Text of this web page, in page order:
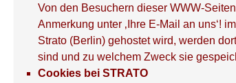
Von den Besuchern dieser WWW-
Anmerkung unter ‚Ihre E-Mail an uns‘!
Strato (Berlin) gehostet wird, werden
sind und zu welchem Zweck sie
Cookies bei STRATO